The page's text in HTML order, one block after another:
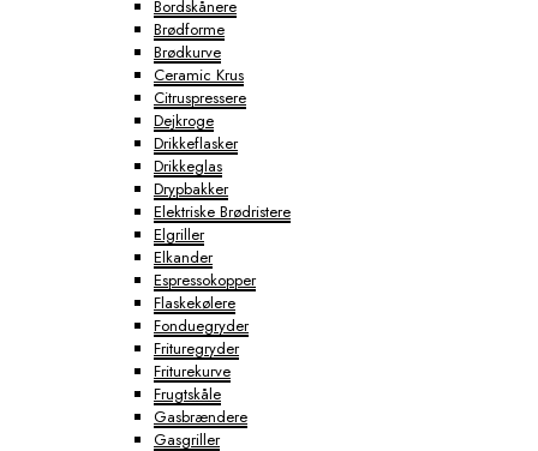
Bordskånere
Brødforme
Brødkurve
Ceramic Krus
Citruspressere
Dejkroge
Drikkeflasker
Drikkeglas
Drypbakker
Elektriske Brødristere
Elgriller
Elkander
Espressokopper
Flaskekølere
Fonduegryder
Frituregryder
Friturekurve
Frugtskåle
Gasbrændere
Gasgriller